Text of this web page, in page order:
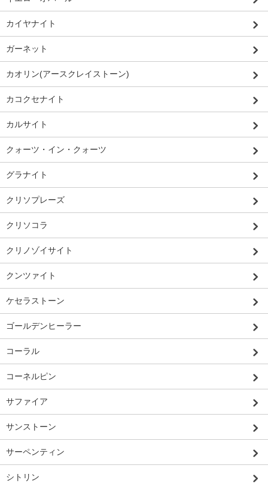
カイヤナイト
ガーネット
カオリン(アースクレイストーン)
カコクセナイト
カルサイト
クォーツ・イン・クォーツ
グラナイト
クリソプレーズ
クリソコラ
クリノゾイサイト
クンツァイト
ケセラストーン
ゴールデンヒーラー
コーラル
コーネルピン
サファイア
サンストーン
サーペンティン
シトリン